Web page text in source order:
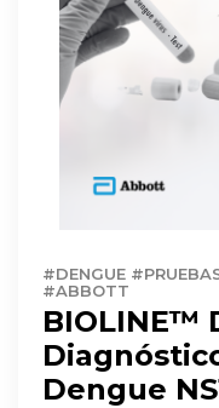
#DENGUE
#ABBOTT
BIOLINE™
Dengue